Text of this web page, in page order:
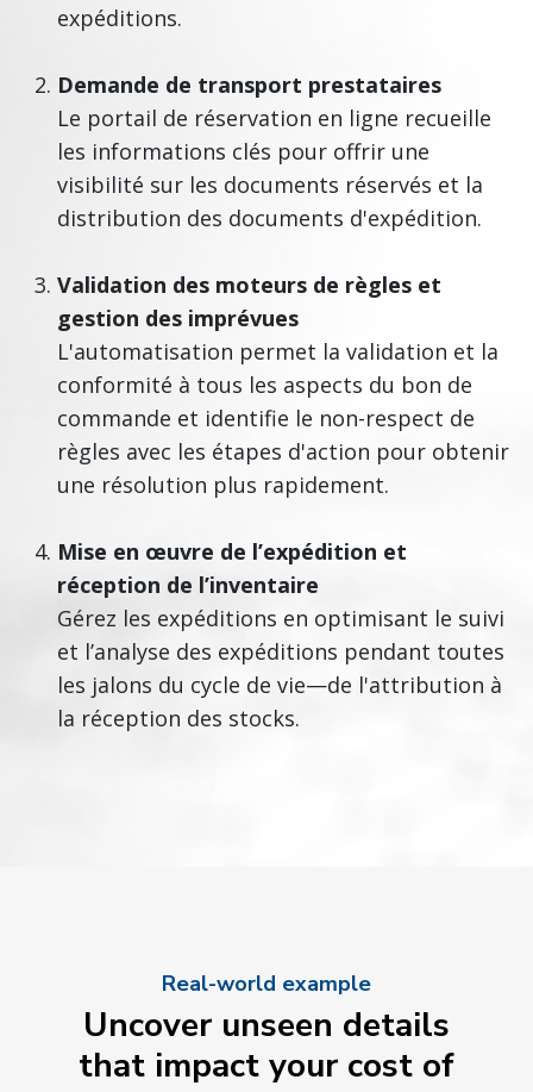
expéditions.
Demande de transport prestataires
Le portail de réservation en ligne recueille
les informations clés pour offrir une
visibilité sur les documents réservés et la
distribution des documents d'expédition.
Validation des moteurs de règles et
gestion des imprévues
L'automatisation permet la validation et la
conformité à tous les aspects du bon de
commande et identifie le non-respect de
règles avec les étapes d'action pour obtenir
une résolution plus rapidement.
Mise en œuvre de l’expédition et
réception de l’inventaire
Gérez les expéditions en optimisant le suivi
et l’analyse des expéditions pendant toutes
les jalons du cycle de vie—de l'attribution à
la réception des stocks.
Real-world example
Uncover unseen details
that impact your cost of